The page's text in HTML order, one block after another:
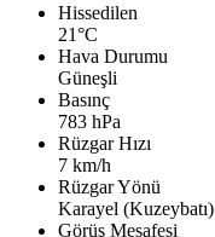
Hissedilen
21°C
Hava Durumu
Güneşli
Basınç
783 hPa
Rüzgar Hızı
7 km/h
Rüzgar Yönü
Karayel (Kuzeybatı)
Görüş Mesafesi